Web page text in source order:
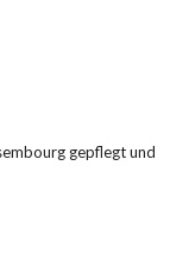
gepflegt und